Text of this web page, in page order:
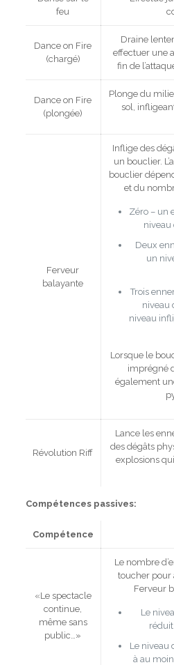
feu
Dance on Fire
(chargé)
Draine
effectuer une
fin de
Dance on Fire
(plongée)
Plonge du
sol,
Ferveur
balayante
Inflige des
un bouclier.
bouclier
et du
Zéro – un
niveau
Deux
un
Trois
niveau
niveau
Lorsque le
imprégné
également
Révolution Riff
Lance les
des dégâts
explosions
Compétences passives:
Compétence
«Le spectacle
continue,
même sans
public…»
Le nombre
toucher pour
Ferveur
Le
Le niveau
à au